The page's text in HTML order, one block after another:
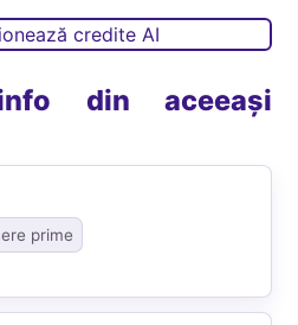
credite AI
din aceeași
prime